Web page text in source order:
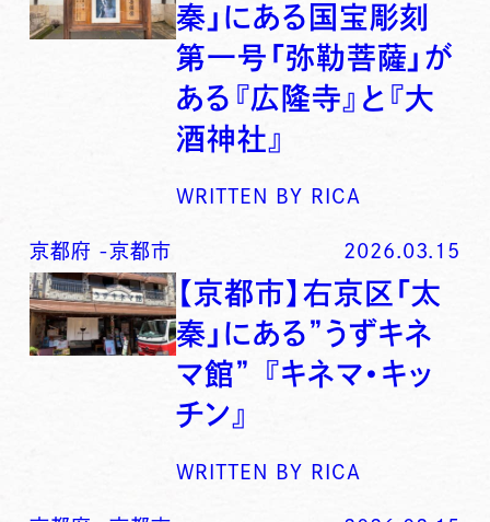
秦」にある国宝彫刻
第一号「弥勒菩薩」が
ある『広隆寺』と『大
酒神社』
WRITTEN BY RICA
京都府 -京都市 2026.03.15
【京都市】右京区「太
秦」にある”うずキネ
マ館” 『キネマ・キッ
チン』
WRITTEN BY RICA